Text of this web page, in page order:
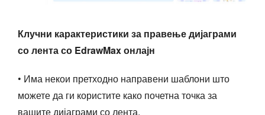
Клучни карактеристики за правење дијаграми
со лента со EdrawMax онлајн
• Има некои претходно направени шаблони што
можете да ги користите како почетна точка за
вашите дијаграми со лента.